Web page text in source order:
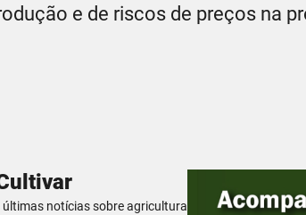
e de riscos de preços na
últimas notícias sobre agricultura